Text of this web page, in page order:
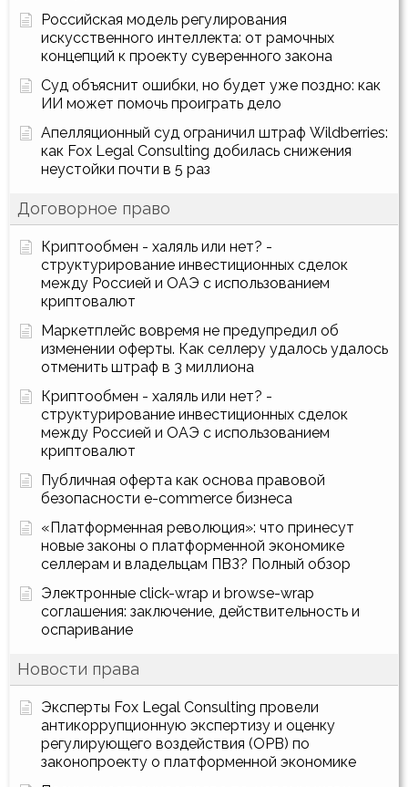
Российская модель регулирования
искусственного интеллекта: от рамочных
концепций к проекту суверенного закона
Суд объяснит ошибки, но будет уже поздно: как
ИИ может помочь проиграть дело
Апелляционный суд ограничил штраф Wildberries:
как Fox Legal Consulting добилась снижения
неустойки почти в 5 раз
Договорное право
Криптообмен - халяль или нет? -
структурирование инвестиционных сделок
между Россией и ОАЭ с использованием
криптовалют
Маркетплейс вовремя не предупредил об
изменении оферты. Как селлеру удалось удалось
отменить штраф в 3 миллиона
Криптообмен - халяль или нет? -
структурирование инвестиционных сделок
между Россией и ОАЭ с использованием
криптовалют
Публичная оферта как основа правовой
безопасности e-commerce бизнеса
«Платформенная революция»: что принесут
новые законы о платформенной экономике
селлерам и владельцам ПВЗ? Полный обзор
Электронные click-wrap и browse-wrap
соглашения: заключение, действительность и
оспаривание
Новости права
Эксперты Fox Legal Consulting провели
антикоррупционную экспертизу и оценку
регулирующего воздействия (ОРВ) по
законопроекту о платформенной экономике